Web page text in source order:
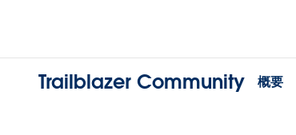
Trailblazer Community 概要